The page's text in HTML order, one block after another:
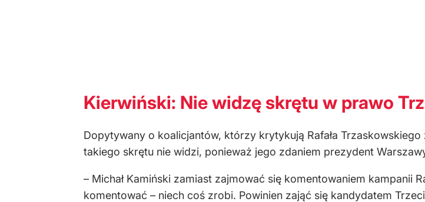
Kierwiński: Nie widzę skrętu w prawo
Dopytywany o koalicjantów, którzy krytykują Rafała
takiego skrętu nie widzi, ponieważ jego zdaniem prezydent
– Michał Kamiński zamiast zajmować się komentowaniem kampanii
komentować – niech coś zrobi. Powinien zająć się kandydatem